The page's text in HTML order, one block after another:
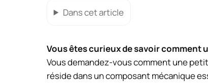
Dans cet article
Vous êtes curieux de savoir comment
Vous demandez-vous comment une
réside dans un composant mécanique